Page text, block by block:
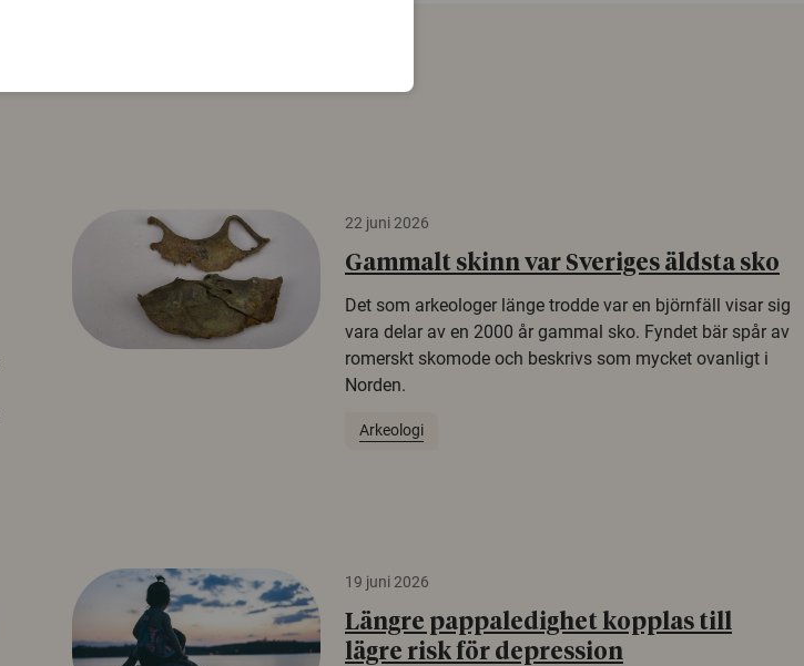
22 juni 2026
Gammalt skinn var Sveriges äldsta sko
Det som arkeologer länge trodde var en björnfäll visar sig
vara delar av en 2000 år gammal sko. Fyndet bär spår av
romerskt skomode och beskrivs som mycket ovanligt i
Norden.
Arkeologi
19 juni 2026
Längre pappaledighet kopplas till
lägre risk för depression